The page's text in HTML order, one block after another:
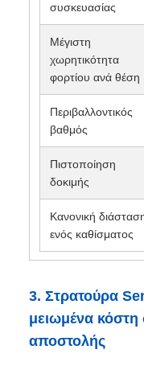
συσκευασίας
Μέγιστη
χωρητικότητα
φορτίου ανά θέση
Περιβαλλοντικός
βαθμός
Πιστοποίηση
δοκιμής
Κανονική
ενός καθίσματος
3. Στρατούρα
μειωμένα κόστη
αποστολής